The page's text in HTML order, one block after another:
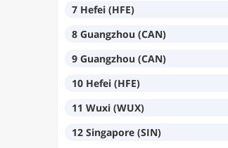
7 Hefei (HFE)
8 Guangzhou (CAN)
9 Guangzhou (CAN)
10 Hefei (HFE)
11 Wuxi (WUX)
12 Singapore (SIN)